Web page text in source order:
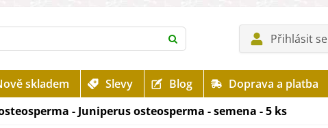
Přihlásit se
skladem Slevy Blog Doprava a platba
- Juniperus osteosperma - semena - 5 ks